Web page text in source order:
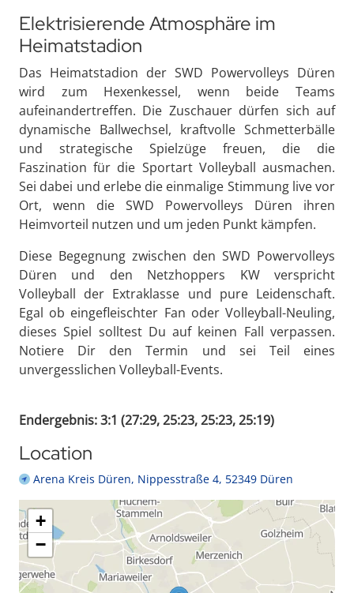
Elektrisierende Atmosphäre im
Heimatstadion
Das Heimatstadion der SWD Powervolleys Düren
wird zum Hexenkessel, wenn beide Teams
aufeinandertreffen. Die Zuschauer dürfen sich auf
dynamische Ballwechsel, kraftvolle Schmetterbälle
und strategische Spielzüge freuen, die die
Faszination für die Sportart Volleyball ausmachen.
Sei dabei und erlebe die einmalige Stimmung live vor
Ort, wenn die SWD Powervolleys Düren ihren
Heimvorteil nutzen und um jeden Punkt kämpfen.
Diese Begegnung zwischen den SWD Powervolleys
Düren und den Netzhoppers KW verspricht
Volleyball der Extraklasse und pure Leidenschaft.
Egal ob eingefleischter Fan oder Volleyball-Neuling,
dieses Spiel solltest Du auf keinen Fall verpassen.
Notiere Dir den Termin und sei Teil eines
unvergesslichen Volleyball-Events.
Endergebnis: 3:1 (27:29, 25:23, 25:23, 25:19)
Location
Arena Kreis Düren, Nippesstraße 4, 52349 Düren
+
−